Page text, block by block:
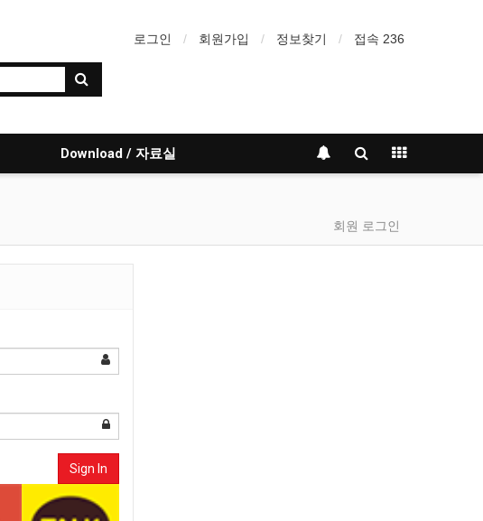
로그인 회원가입 정보찾기 접속 236
Download / 자료실
회원 로그인
Sign In